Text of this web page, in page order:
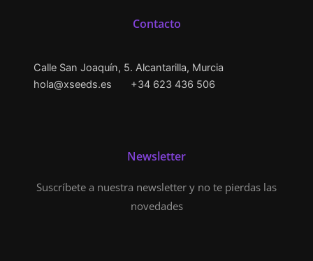
Contacto
Calle San Joaquín, 5. Alcantarilla, Murcia
hola@xseeds.es
+34 623 436 506
Newsletter
Suscríbete a nuestra newsletter y no te pierdas las
novedades